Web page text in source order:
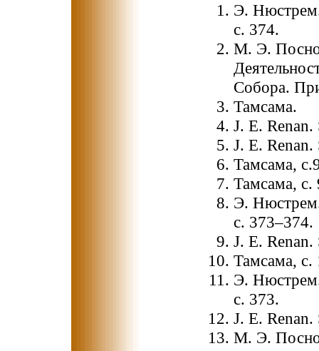
Э.
с. 374.
М. Э.
Собора.
Тамсама.
J. E.
J. E.
Тамсама,
Тамсама, с.
Э.
с. 373–374.
J. E.
Тамсама, с.
Э.
с. 373.
J. E.
М. Э.